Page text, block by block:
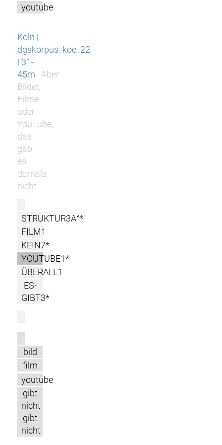
youtube
Köln |
dgskorpus_koe_22
| 31-
45m
Aber
Bilder,
Filme
oder
YouTube,
das
gab
es
damals
nicht.
STRUKTUR3A^*
FILM1
KEIN7*
YOUTUBE1*
ÜBERALL1
ES-
GIBT3*
m
bild
film
youtube
gibt
nicht
gibt
nicht